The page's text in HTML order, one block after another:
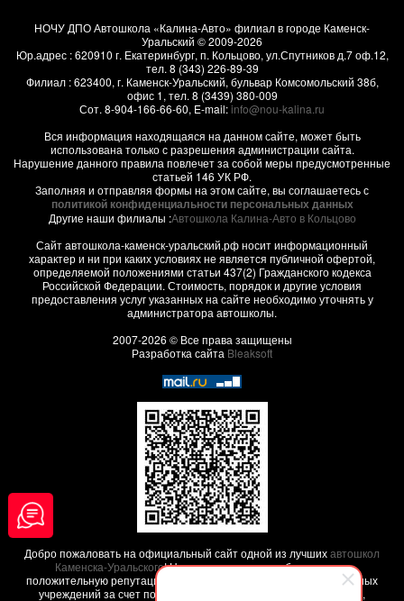
НОЧУ ДПО Автошкола «Калина-Авто» филиал в городе Каменск-
Уральский © 2009-2026
Юр.адрес :620910 г. Екатеринбург, п. Кольцово, ул.Спутников д.7 оф.12,
тел. 8 (343) 226-89-39
Филиал :623400, г. Каменск-Уральский, бульвар Комсомольский 38б,
офис 1, тел. 8 (3439) 380-009
Сот. 8-904-166-66-60, E-mail:info@nou-kalina.ru
Вся информация находящаяся на данном сайте, может быть
использована только с разрешения администрации сайта.
Нарушение данного правила повлечет за собой меры предусмотренные
статьей 146 УК РФ.
Заполняя и отправляя формы на этом сайте, вы соглашаетесь с
политикой конфиденциальности персональных данных
Другие наши филиалы :Автошкола Калина-Авто в Кольцово
Сайт автошкола-каменск-уральский.рф носит информационный
характер и ни при каких условиях не является публичной офертой,
определяемой положениями статьи 437(2) Гражданского кодекса
Российской Федерации. Стоимость, порядок и другие условия
предоставления услуг указанных на сайте необходимо уточнять у
администратора автошколы.
2007-2026 © Все права защищены
Разработка сайта Bleaksoft
Добро пожаловать на официальный сайт одной из лучшихавтошкол
Каменска-Уральского! Наша автошкола заработала свою
положительную репутацию среди других похожих образовательных
учреждений за счет положительных
,